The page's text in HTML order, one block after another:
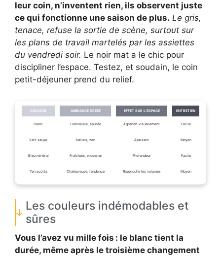
leur coin, n’inventent rien, ils observent juste
ce qui fonctionne une saison de plus. Le gris,
tenace, refuse la sortie de scène, surtout sur
les plans de travail martelés par les assiettes
du vendredi soir. Le noir mat a le chic pour
discipliner l’espace. Testez, et soudain, le coin
petit-déjeuner prend du relief.
COULEUR AMBIANCE CRÉÉE EFFET SUR L’ESPACE ENTRETIEN
Blanc Lumineuse, épurée Agrandit visuellement Facile
Vert sauge Nature, zen Apaisant Moyen
Bleu minéral Fraîcheur, moderne Profondeur Facile
Terracotta Chaleureuse, tendance Rapproche les volumes Moyen
Les couleurs indémodables et
sûres
Vous l’avez vu mille fois : le blanc tient la
durée, même après le troisième changement